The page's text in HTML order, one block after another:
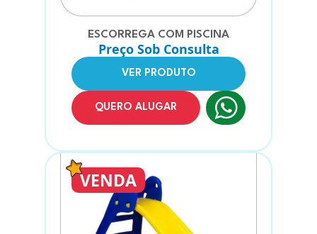
ESCORREGA COM PISCINA
Preço Sob Consulta
VER PRODUTO
QUERO ALUGAR
VENDA